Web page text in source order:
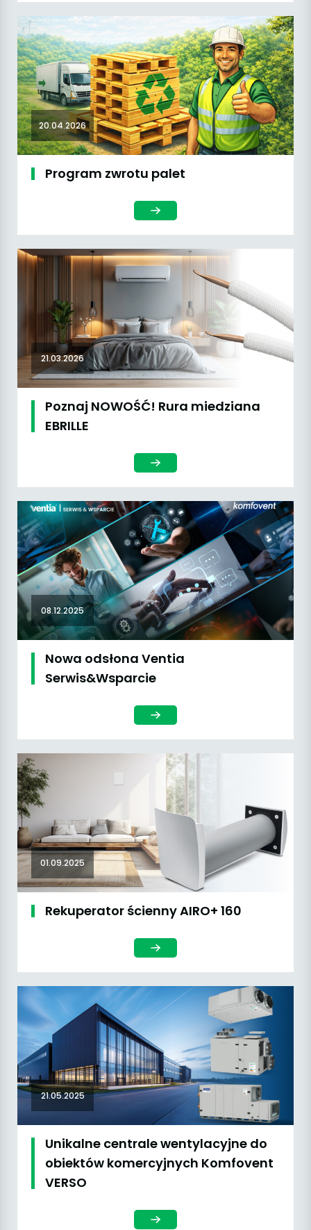
20.04.2026
Program zwrotu palet
21.03.2026
Poznaj NOWOŚĆ! Rura miedziana
EBRILLE
08.12.2025
Nowa odsłona Ventia
Serwis&Wsparcie
01.09.2025
Rekuperator ścienny AIRO+ 160
21.05.2025
Unikalne centrale wentylacyjne do
obiektów komercyjnych Komfovent
VERSO